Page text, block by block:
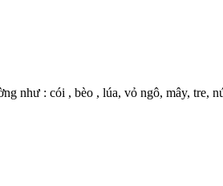
như : cói , bèo , lúa, vỏ ngô, mây, tre,